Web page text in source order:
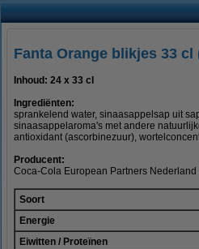
Fanta Orange blikjes 33 cl
Inhoud: 24 x 33 cl
Ingrediënten:
sprankelend water, sinaasappelsap uit
sinaasappelaroma's met andere
antioxidant (ascorbinezuur),
Producent:
Coca-Cola European Partners Nederland
Soort
Energie
Eiwitten / Proteïnen